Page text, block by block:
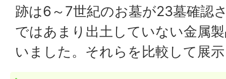
跡は6～7世紀のお墓が23墓確認
ではあまり出土していない金属
いました。それらを比較して展